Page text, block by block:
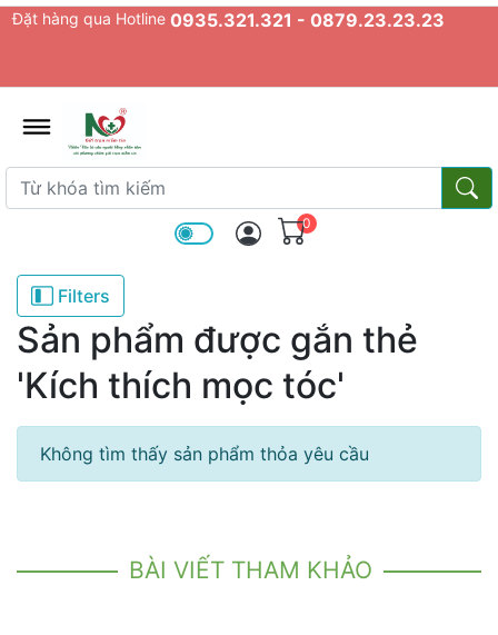
Đặt hàng qua Hotline 0935.321.321 - 0879.23.23.23
Từ khóa tìm kiếm
Từ
0
Filters
Sản phẩm được gắn thẻ
'Kích thích mọc tóc'
Không tìm thấy sản phẩm thỏa yêu cầu
BÀI VIẾT THAM KHẢO